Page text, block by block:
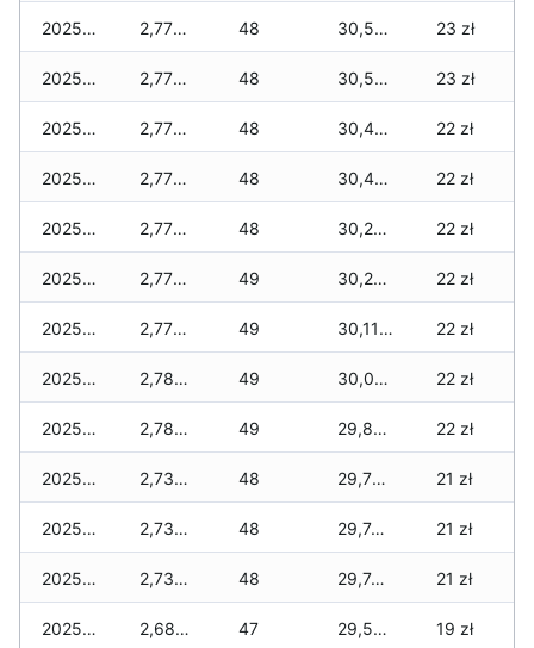
2025-12-10 2,770 zł 48 30,550 zł 23 zł
2025-12-09 2,770 zł 48 30,520 zł 23 zł
2025-12-08 2,770 zł 48 30,400 zł 22 zł
2025-12-07 2,770 zł 48 30,400 zł 22 zł
2025-12-06 2,770 zł 48 30,260 zł 22 zł
2025-12-05 2,770 zł 49 30,200 zł 22 zł
2025-12-04 2,770 zł 49 30,110 zł 22 zł
2025-12-03 2,780 zł 49 30,060 zł 22 zł
2025-12-02 2,780 zł 49 29,840 zł 22 zł
2025-12-01 2,730 zł 48 29,760 zł 21 zł
2025-11-30 2,730 zł 48 29,740 zł 21 zł
2025-11-29 2,730 zł 48 29,740 zł 21 zł
2025-11-28 2,680 zł 47 29,520 zł 19 zł